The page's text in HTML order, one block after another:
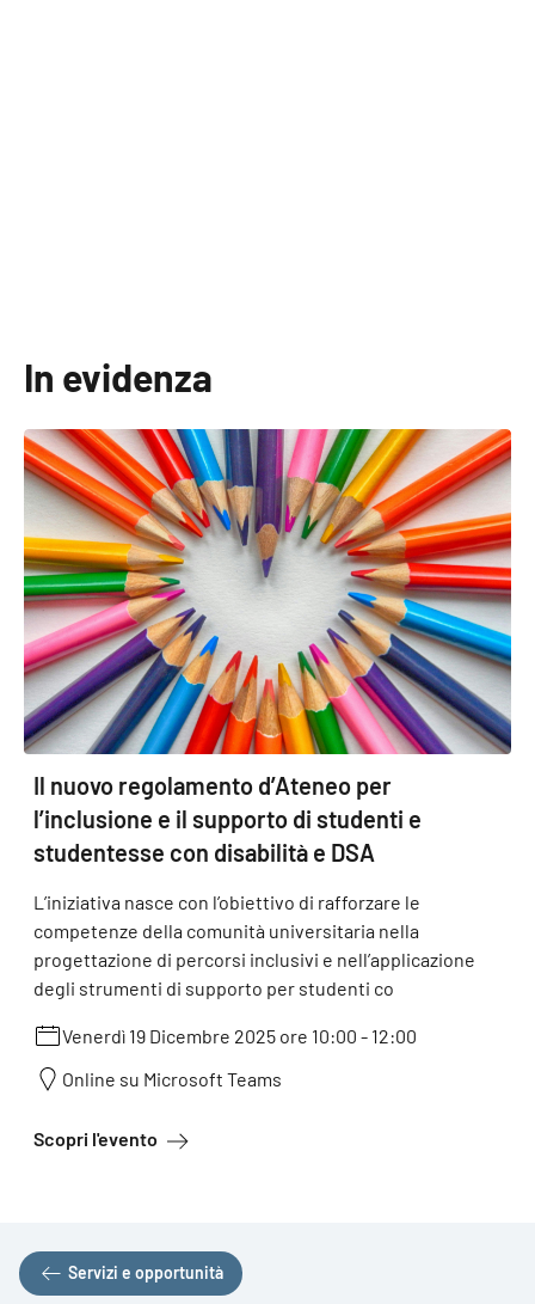
In evidenza
Il nuovo regolamento d’Ateneo per
l’inclusione e il supporto di studenti e
studentesse con disabilità e DSA
L’iniziativa nasce con l’obiettivo di rafforzare le
competenze della comunità universitaria nella
progettazione di percorsi inclusivi e nell’applicazione
degli strumenti di supporto per studenti co
Venerdì 19 Dicembre 2025 ore 10:00 - 12:00
Online su Microsoft Teams
Scopri l'evento a proposito di Il nuovo regolamento
Servizi e opportunità